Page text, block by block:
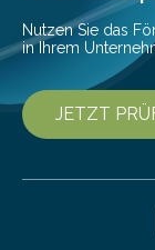
Nutzen Sie das
in Ihrem
JETZT